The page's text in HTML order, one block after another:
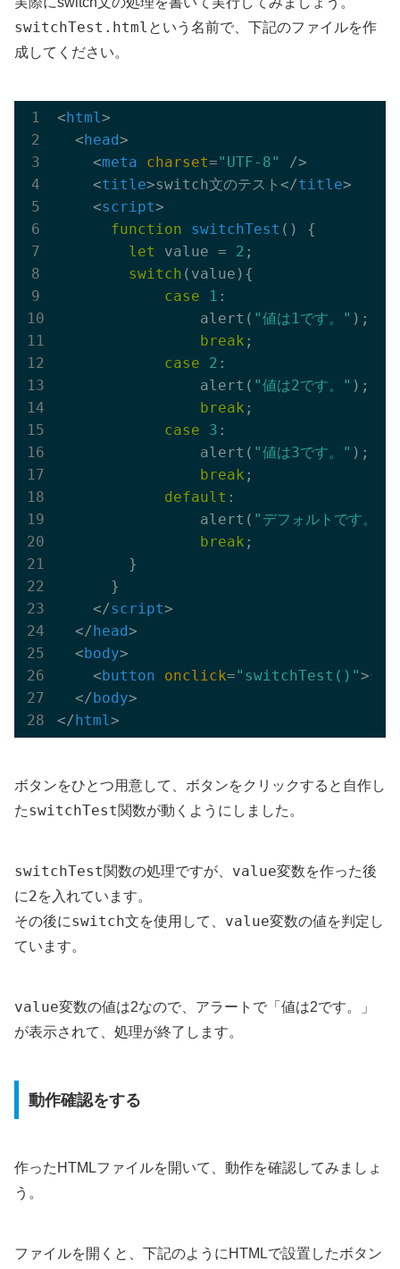
switchTest.html という名前で、下記のファイルを作
成してください。
< html>
< head>
<meta charset="UTF-8"
/>
<title>switch文のテスト </title>
<script>
function
switchTest ( ) {
let
value = 2 ;
switch (value){
case
1 :
                alert(
"値は1です。" );
break ;
case
2 :
                alert(
"値は2です。" );
break ;
case
3 :
                alert(
"値は3です。" );
break ;
default :
                alert(
"デフォルトです。"
break ;
        }
      }
</script>
</ head>
< body>
< button onclick="switchTest()">
</ body>
</ html>
ボタンをひとつ用意して、ボタンをクリックすると自作し
たswitchTest関数が動くようにしました。
switchTest関数の処理ですが、 value変数を作った後
に2を入れています。
その後にswitch文を使用して、 value変数の値を判定し
ています。
value変数の値は2なので、アラートで「値は2です。」
が表示されて、処理が終了します。
動作確認をする
作ったHTMLファイルを開いて、動作を確認してみましょ
う。
ファイルを開くと、下記のようにHTMLで設置したボタン